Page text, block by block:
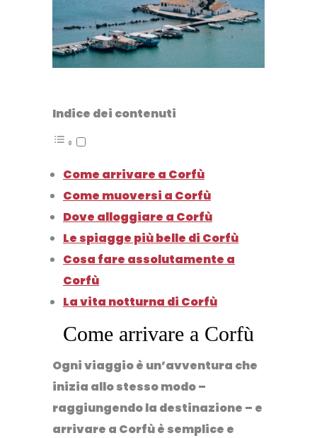
Indice dei contenuti
Come arrivare a Corfù
Come muoversi a Corfù
Dove alloggiare a Corfù
Le spiagge più belle di Corfù
Cosa fare assolutamente a
Corfù
La vita notturna di Corfù
Come arrivare a Corfù
Ogni viaggio è un’avventura che
inizia allo stesso modo –
raggiungendo la destinazione – e
arrivare a Corfù è semplice e